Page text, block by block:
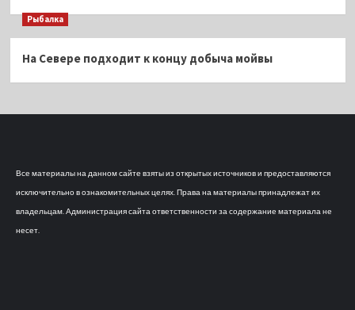
Рыбалка
На Севере подходит к концу добыча мойвы
Все материалы на данном сайте взяты из открытых источников и предоставляются
исключительно в ознакомительных целях. Права на материалы принадлежат их
владельцам. Администрация сайта ответственности за содержание материала не
несет.